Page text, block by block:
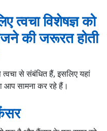
त्वचा विशेषज्ञ को
की जरूरत होती
से संबंधित हैं, इसलिए यहां
आप सामना कर रहे हैं।